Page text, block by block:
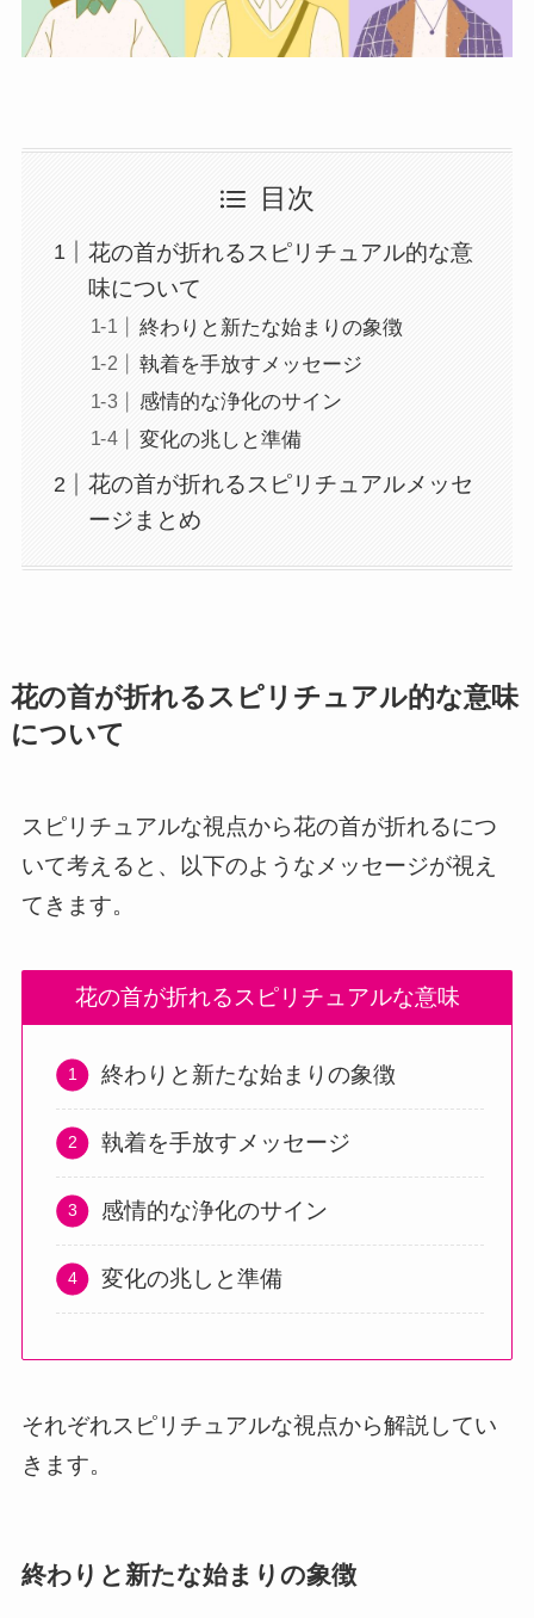
目次
花の首が折れるスピリチュアル的な意
味について
終わりと新たな始まりの象徴
執着を手放すメッセージ
感情的な浄化のサイン
変化の兆しと準備
花の首が折れるスピリチュアルメッセ
ージまとめ
花の首が折れるスピリチュアル的な意味
について
スピリチュアルな視点から花の首が折れるにつ
いて考えると、以下のようなメッセージが視え
てきます。
花の首が折れるスピリチュアルな意味
終わりと新たな始まりの象徴
執着を手放すメッセージ
感情的な浄化のサイン
変化の兆しと準備
それぞれスピリチュアルな視点から解説してい
きます。
終わりと新たな始まりの象徴